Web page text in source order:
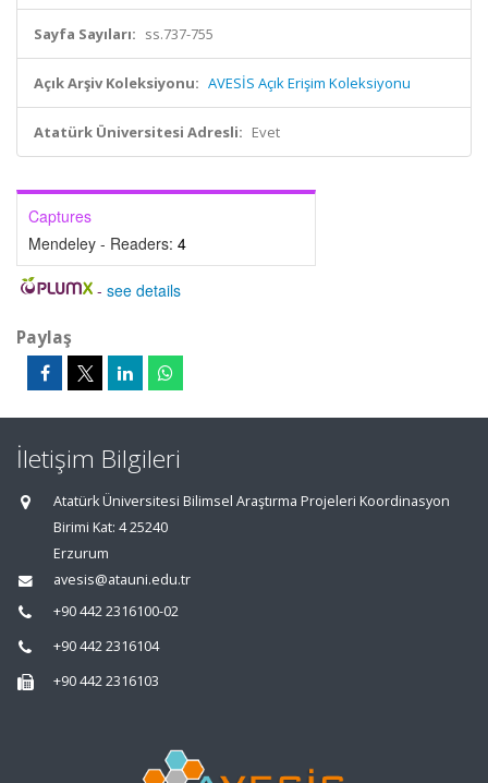
Sayfa Sayıları: ss.737-755
Açık Arşiv Koleksiyonu: AVESİS Açık Erişim Koleksiyonu
Atatürk Üniversitesi Adresli: Evet
Captures
Mendeley - Readers: 4
- see details
Paylaş
İletişim Bilgileri
Atatürk Üniversitesi Bilimsel Araştırma Projeleri Koordinasyon
Birimi Kat: 4 25240
Erzurum
avesis@atauni.edu.tr
+90 442 2316100-02
+90 442 2316104
+90 442 2316103